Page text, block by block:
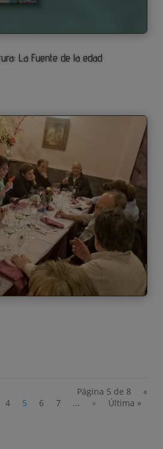
La Fuente de la edad
Página 5 de 8
«
4 5 6 7 ... » Última »